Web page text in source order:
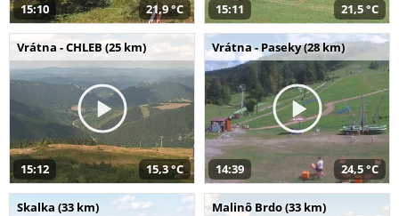
15:10 21,9 °C 15:11 21,5 °C
Vrátna - CHLEB (25 km)
15:12 15,3 °C
Vrátna - Paseky (28 km)
14:39 24,5 °C
Skalka (33 km) Malinô Brdo (33 km)